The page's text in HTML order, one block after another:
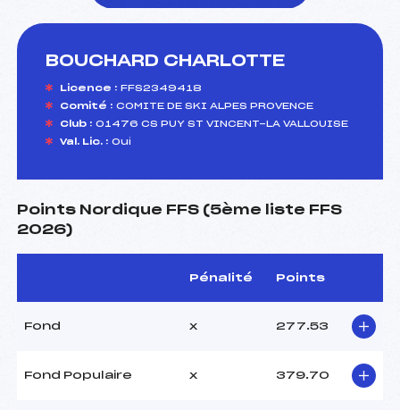
BOUCHARD CHARLOTTE
Licence : FFS2349418
Comité : COMITE DE SKI ALPES PROVENCE
Club : 01476 CS PUY ST VINCENT-LA VALLOUISE
Val. Lic. : Oui
Points Nordique FFS (5ème liste FFS
2026)
Pénalité Points
Fond x 277.53
Fond Populaire x 379.70